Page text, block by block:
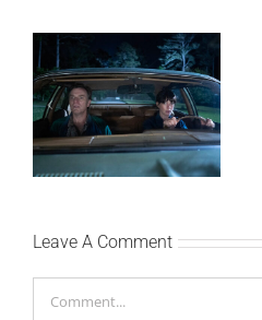
SF NIGHT: POSLEDNJI
DANI ULICE
HRASTOVA u Concept
Cinema i CineStar
bioskopima 12. avgusta
Leave A Comment